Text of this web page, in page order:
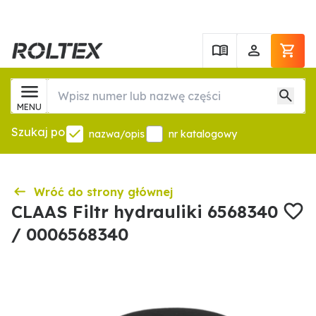
MENU
Szukaj po nazwa/opis nr katalogowy
Wróć do strony głównej
CLAAS Filtr hydrauliki 6568340
/ 0006568340